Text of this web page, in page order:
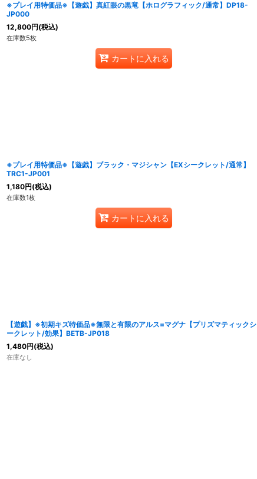
※プレイ用特価品※【遊戯】真紅眼の黒竜【ホログラフィック/通常】DP18-
JP000
12,800円(税込)
在庫数5枚
カートに入れる
※プレイ用特価品※【遊戯】ブラック・マジシャン【EXシークレット/通常】
TRC1-JP001
1,180円(税込)
在庫数1枚
カートに入れる
【遊戯】※初期キズ特価品※無限と有限のアルス=マグナ【プリズマティックシ
ークレット/効果】BETB-JP018
1,480円(税込)
在庫なし